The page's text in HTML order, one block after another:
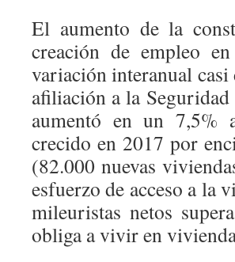
El aumento de la
creación de empleo
variación interanual
afiliación a la
aumentó en un 7,5%
crecido en 2017 por
(82.000 nuevas
esfuerzo de acceso a la
mileuristas netos
obliga a vivir en